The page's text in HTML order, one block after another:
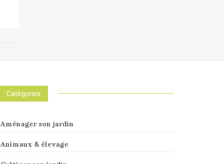
Catégories
Aménager son jardin
Animaux & élevage